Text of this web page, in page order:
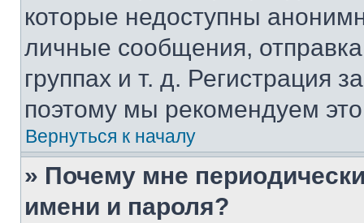
которые недоступны
личные сообщения,
группах и т. д. Регистрация
поэтому мы рекомендуем
Вернуться к началу
» Почему мне
имени и пароля?